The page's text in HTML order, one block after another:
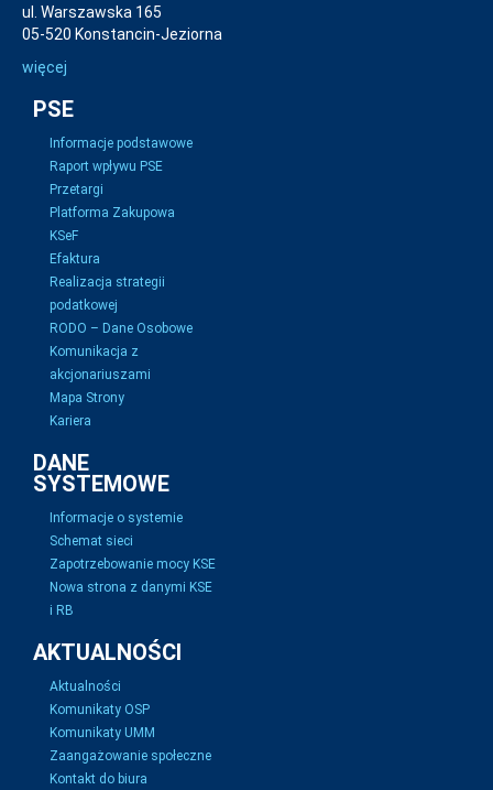
ul. Warszawska 165
05-520 Konstancin-Jeziorna
więcej
PSE
Informacje podstawowe
Raport wpływu PSE
Przetargi
Platforma Zakupowa
KSeF
Efaktura
Realizacja strategii
podatkowej
RODO – Dane Osobowe
Komunikacja z
akcjonariuszami
Mapa Strony
Kariera
DANE
SYSTEMOWE
Informacje o systemie
Schemat sieci
Zapotrzebowanie mocy KSE
Nowa strona z danymi KSE
i RB
AKTUALNOŚCI
Aktualności
Komunikaty OSP
Komunikaty UMM
Zaangażowanie społeczne
Kontakt do biura